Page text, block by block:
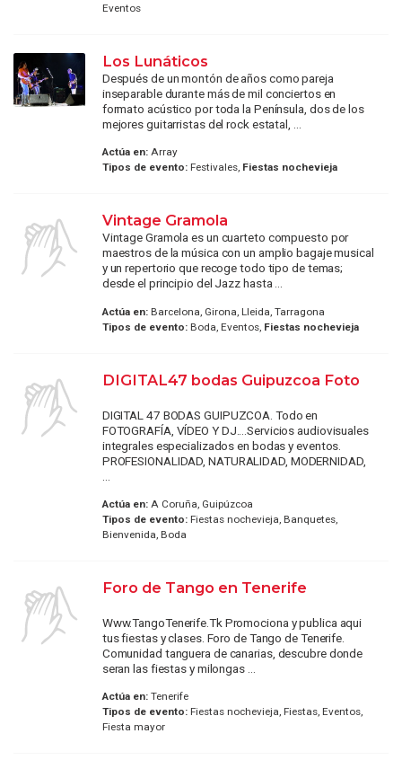
Eventos
Los Lunáticos
Después de un montón de años como pareja
inseparable durante más de mil conciertos en
formato acústico por toda la Península, dos de los
mejores guitarristas del rock estatal, ...
Actúa en:Array
Tipos de evento:Festivales, Fiestas nochevieja
Vintage Gramola
Vintage Gramola es un cuarteto compuesto por
maestros de la música con un amplio bagaje musical
y un repertorio que recoge todo tipo de temas;
desde el principio del Jazz hasta ...
Actúa en:Barcelona, Girona, Lleida, Tarragona
Tipos de evento:Boda, Eventos, Fiestas nochevieja
DIGITAL47 bodas Guipuzcoa Foto
DIGITAL 47 BODAS GUIPUZCOA. Todo en
FOTOGRAFÍA, VÍDEO Y DJ....Servicios audiovisuales
integrales especializados en bodas y eventos.
PROFESIONALIDAD, NATURALIDAD, MODERNIDAD,
Actúa en:A Coruña, Guipúzcoa
Tipos de evento:Fiestas nochevieja, Banquetes,
Bienvenida, Boda
Foro de Tango en Tenerife
Www.TangoTenerife.Tk Promociona y publica aqui
tus fiestas y clases. Foro de Tango de Tenerife.
Comunidad tanguera de canarias, descubre donde
seran las fiestas y milongas ...
Actúa en:Tenerife
Tipos de evento:Fiestas nochevieja, Fiestas, Eventos,
Fiesta mayor